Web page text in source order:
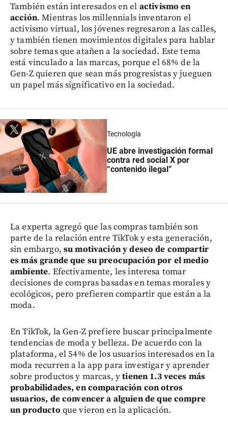
También están interesados en el activismo en
acción. Mientras los millennials inventaron el
activismo virtual, los jóvenes regresaron a las calles,
y también tienen movimientos digitales para hablar
sobre temas que atañen a la sociedad. Este tema
está vinculado a las marcas, porque el 68% de la
Gen-Z quieren que sean más progresistas y jueguen
un papel más significativo en la sociedad.
Tecnología
UE abre investigación formal
contra red social X por
“contenido ilegal”
La experta agregó que las compras también son
parte de la relación entre TikTok y esta generación,
sin embargo, su motivación y deseo de compartir
es más grande que su preocupación por el medio
ambiente. Efectivamente, les interesa tomar
decisiones de compras basadas en temas morales y
ecológicos, pero prefieren compartir que están a la
moda.
En TikTok, la Gen-Z prefiere buscar principalmente
tendencias de moda y belleza. De acuerdo con la
plataforma, el 54% de los usuarios interesados en la
moda recurren a la app para investigar y aprender
sobre productos y marcas, ytienen 1.3 veces más
probabilidades, en comparación con otros
usuarios, de convencer a alguien de que compre
un producto que vieron en la aplicación.